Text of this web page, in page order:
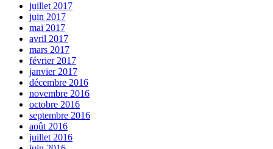
juillet 2017
juin 2017
mai 2017
avril 2017
mars 2017
février 2017
janvier 2017
décembre 2016
novembre 2016
octobre 2016
septembre 2016
août 2016
juillet 2016